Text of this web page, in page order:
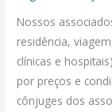
Nossos
residência,
clínicas e
por preços e
cônjuges dos